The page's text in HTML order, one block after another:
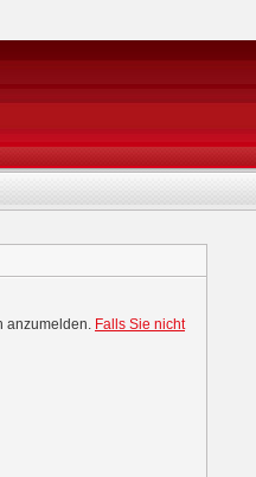
anzumelden. Falls Sie nicht